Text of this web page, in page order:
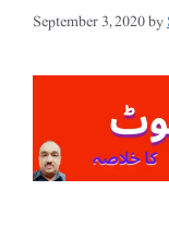
September 3, 2020by